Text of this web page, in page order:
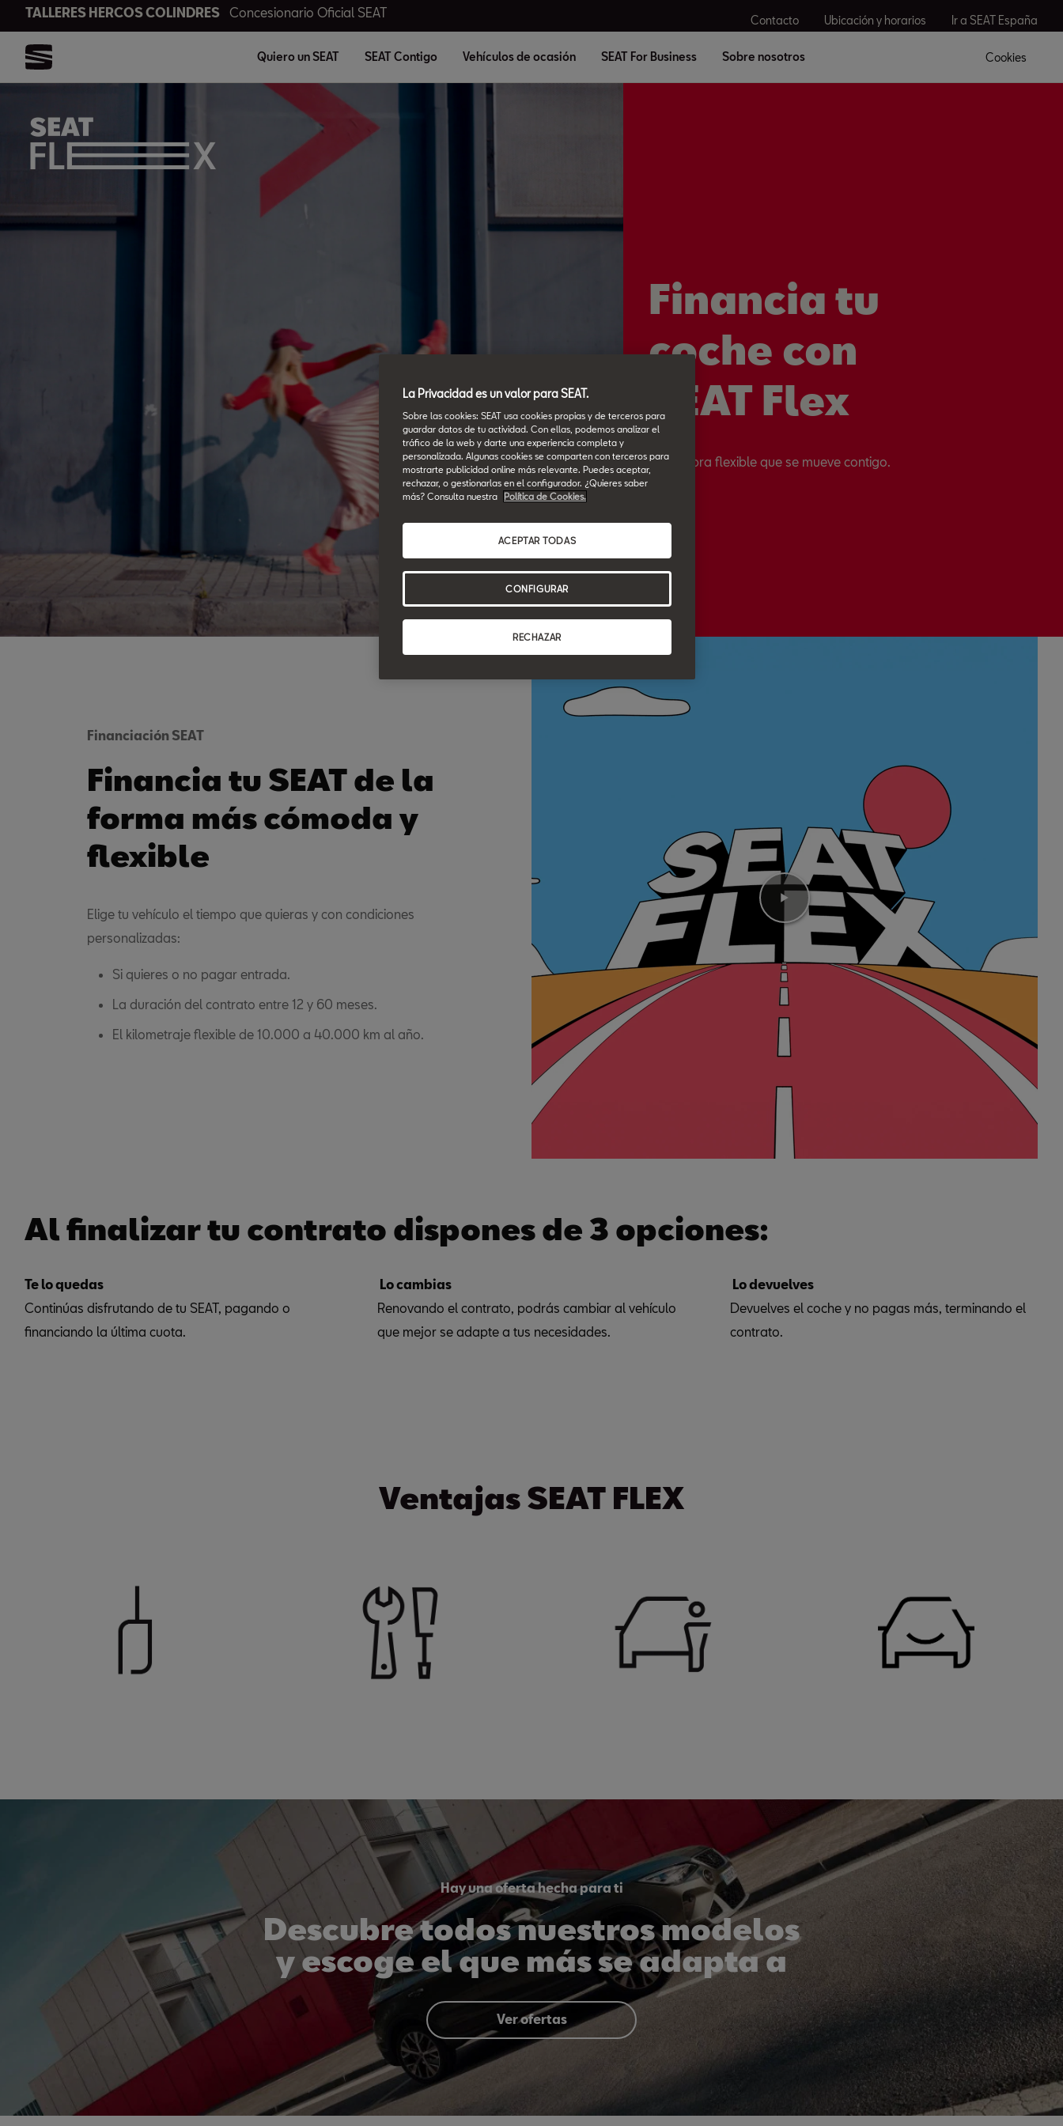
TALLERES HERCOS COLINDRES Concesionario Oficial SEAT
Contacto Ubicación y horarios Ir a SEAT España
Quiero un SEAT SEAT Contigo Vehículos de ocasión SEAT For Business Sobre nosotros Cookies
Financia tu
coche con
SEAT Flex
La compra flexible que se mueve contigo.
Financiación SEAT
Financia tu SEAT de la
forma más cómoda y
flexible
Elige tu vehículo el tiempo que quieras y con condiciones
personalizadas:
Si quieres o no pagar entrada.
La duración del contrato entre 12 y 60 meses.
El kilometraje flexible de 10.000 a 40.000 km al año.
Al finalizar tu contrato dispones de 3 opciones:
Te lo quedas
Continúas disfrutando de tu SEAT, pagando o
financiando la última cuota.
Lo cambias
Renovando el contrato, podrás cambiar al vehículo
que mejor se adapte a tus necesidades.
Lo devuelves
Devuelves el coche y no pagas más, terminando el
contrato.
Ventajas SEAT FLEX
Hay una oferta hecha para ti
Descubre todos nuestros modelos
y escoge el que más se adapta a
tus necesidades. Todos con
garantía SEAT.
Ver ofertas
La Privacidad es un valor para SEAT.
Sobre las cookies: SEAT usa cookies propias y de terceros para
guardar datos de tu actividad. Con ellas, podemos analizar el
tráfico de la web y darte una experiencia completa y
personalizada. Algunas cookies se comparten con terceros para
mostrarte publicidad online más relevante. Puedes aceptar,
rechazar, o gestionarlas en el configurador. ¿Quieres saber
más? Consulta nuestra
Política de Cookies.
RECHAZAR
ACEPTAR TODAS
CONFIGURAR